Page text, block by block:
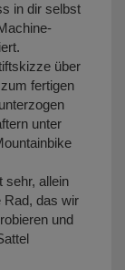
in dir selbst
über
fertigen
unter
sehr, allein
Rad, das wir
und